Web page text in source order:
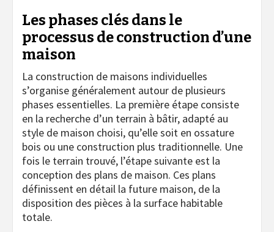
Les phases clés dans le
processus de construction d’une
maison
La construction de maisons individuelles
s’organise généralement autour de plusieurs
phases essentielles. La première étape consiste
en la recherche d’un terrain à bâtir, adapté au
style de maison choisi, qu’elle soit en ossature
bois ou une construction plus traditionnelle. Une
fois le terrain trouvé, l’étape suivante est la
conception des plans de maison. Ces plans
définissent en détail la future maison, de la
disposition des pièces à la surface habitable
totale.